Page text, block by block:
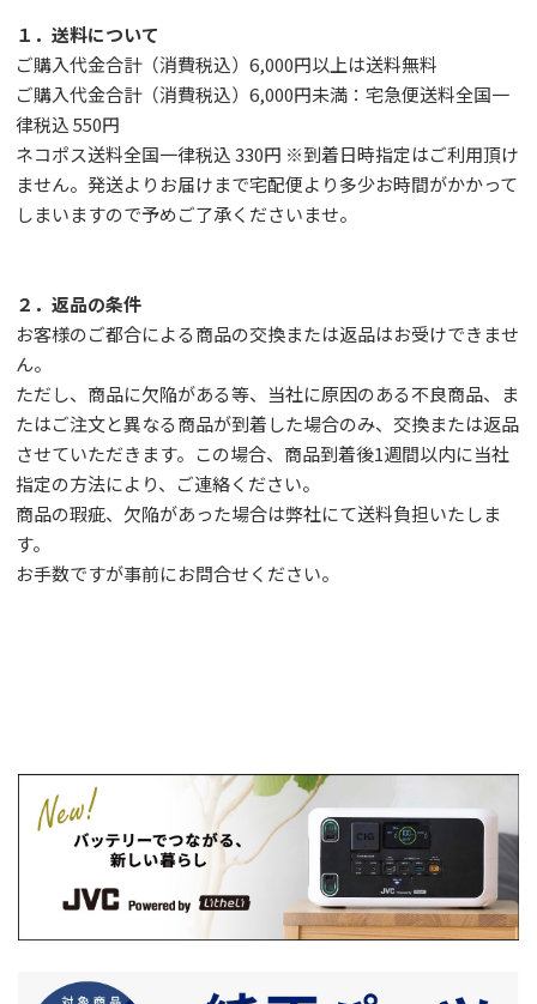
１．送料について
ご購入代金合計（消費税込）6,000円以上は送料無料
ご購入代金合計（消費税込）6,000円未満：宅急便送料全国一
律税込 550円
ネコポス送料全国一律税込 330円 ※到着日時指定はご利用頂け
ません。発送よりお届けまで宅配便より多少お時間がかかって
しまいますので予めご了承くださいませ。
２．返品の条件
お客様のご都合による商品の交換または返品はお受けできませ
ん。
ただし、 商品に欠陥がある等、当社に原因のある不良商品、ま
たはご注文と異なる商品が到着した場合のみ、交換または返品
させていただきます。この場合、商品到着後1週間以内に当社
指定の方法により、ご連絡ください。
商品の瑕疵、欠陥があった場合は弊社にて送料負担いたしま
す。
お手数ですが事前にお問合せください。